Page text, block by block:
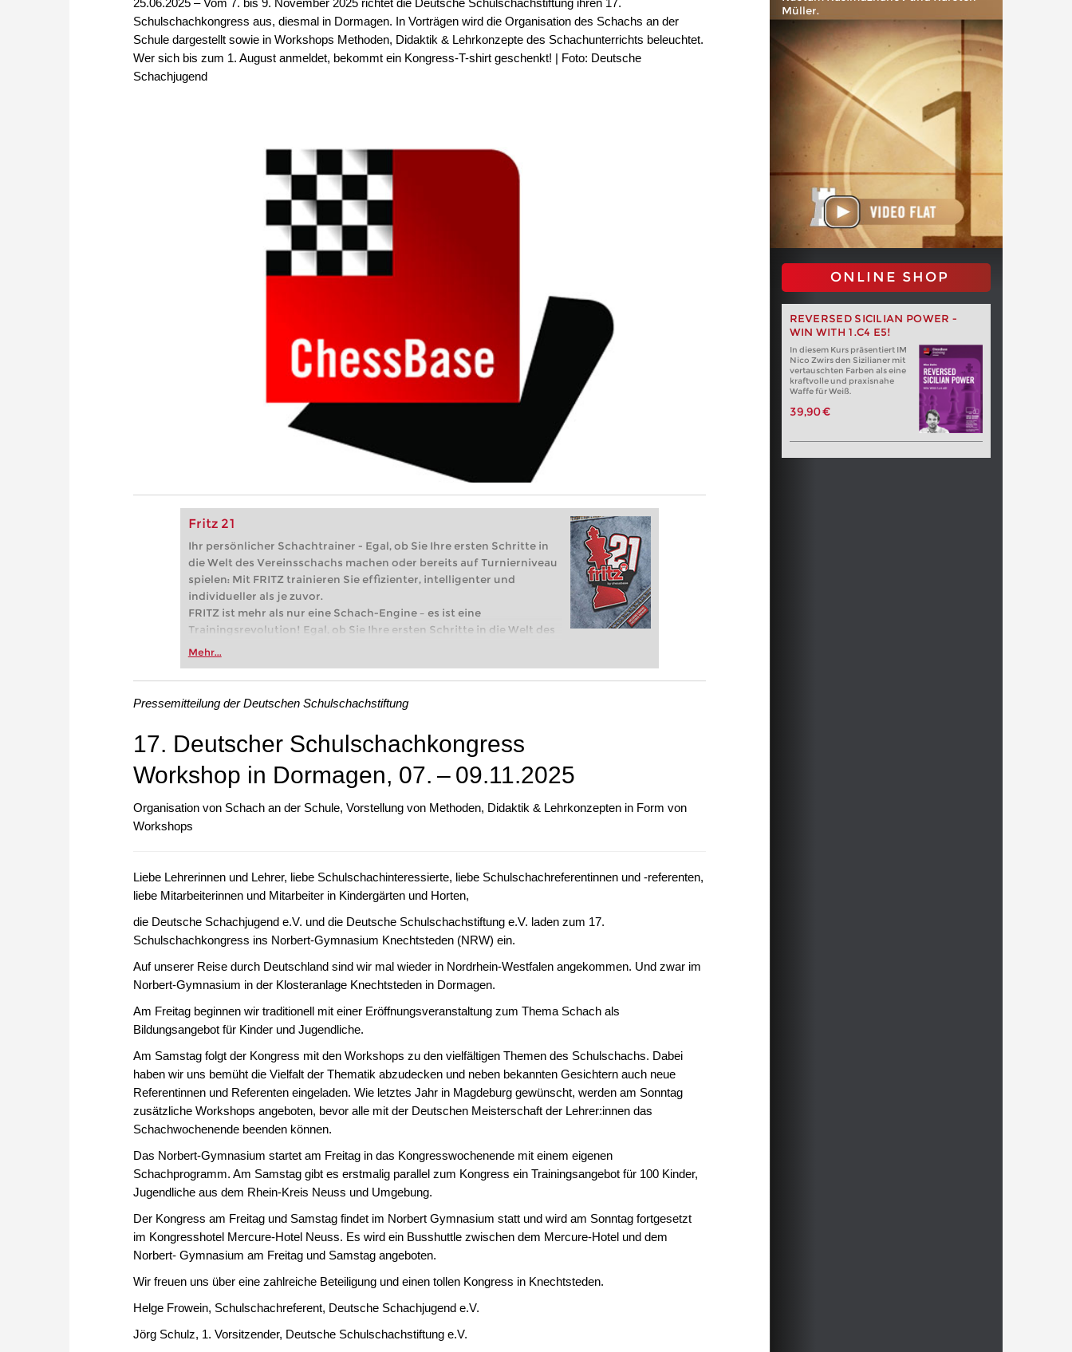
Schulschachkongress aus, diesmal in Dormagen. In Vorträgen wird die Organisation des Schachs an der
Schule dargestellt sowie in Workshops Methoden, Didaktik & Lehrkonzepte des Schachunterrichts beleuchtet.
Wer sich bis zum 1. August anmeldet, bekommt ein Kongress-T-shirt geschenkt! | Foto: Deutsche
Schachjugend
Fritz 21
Ihr persönlicher Schachtrainer - Egal, ob Sie Ihre ersten Schritte in
die Welt des Vereinsschachs machen oder bereits auf Turnierniveau
spielen: Mit FRITZ trainieren Sie effizienter, intelligenter und
individueller als je zuvor.
FRITZ ist mehr als nur eine Schach-Engine – es ist eine
Trainingsrevolution! Egal, ob Sie Ihre ersten Schritte in die Welt des
Vereinsschachs machen oder bereits auf Turnierniveau spielen: Mit
zuvor.
Mehr...
Müller.
ONLINE SHOP
REVERSED SICILIAN POWER -
WIN WITH 1.C4 E5!
In diesem Kurs präsentiert IM
Nico Zwirs den Sizilianer mit
vertauschten Farben als eine
kraftvolle und praxisnahe
Waffe für Weiß.
39,90 €
Pressemitteilung der Deutschen Schulschachstiftung
17. Deutscher Schulschachkongress
Workshop in Dormagen, 07. – 09.11.2025
Organisation von Schach an der Schule, Vorstellung von Methoden, Didaktik & Lehrkonzepten in Form von
Workshops
Liebe Lehrerinnen und Lehrer, liebe Schulschachinteressierte, liebe Schulschachreferentinnen und -referenten,
liebe Mitarbeiterinnen und Mitarbeiter in Kindergärten und Horten,
die Deutsche Schachjugend e.V. und die Deutsche Schulschachstiftung e.V. laden zum 17.
Schulschachkongress ins Norbert-Gymnasium Knechtsteden (NRW) ein.
Auf unserer Reise durch Deutschland sind wir mal wieder in Nordrhein-Westfalen angekommen. Und zwar im
Norbert-Gymnasium in der Klosteranlage Knechtsteden in Dormagen.
Am Freitag beginnen wir traditionell mit einer Eröffnungsveranstaltung zum Thema Schach als
Bildungsangebot für Kinder und Jugendliche.
Am Samstag folgt der Kongress mit den Workshops zu den vielfältigen Themen des Schulschachs. Dabei
haben wir uns bemüht die Vielfalt der Thematik abzudecken und neben bekannten Gesichtern auch neue
Referentinnen und Referenten eingeladen. Wie letztes Jahr in Magdeburg gewünscht, werden am Sonntag
zusätzliche Workshops angeboten, bevor alle mit der Deutschen Meisterschaft der Lehrer:innen das
Schachwochenende beenden können.
Das Norbert-Gymnasium startet am Freitag in das Kongresswochenende mit einem eigenen
Schachprogramm. Am Samstag gibt es erstmalig parallel zum Kongress ein Trainingsangebot für 100 Kinder,
Jugendliche aus dem Rhein-Kreis Neuss und Umgebung.
Der Kongress am Freitag und Samstag findet im Norbert Gymnasium statt und wird am Sonntag fortgesetzt
im Kongresshotel Mercure-Hotel Neuss. Es wird ein Busshuttle zwischen dem Mercure-Hotel und dem
Norbert- Gymnasium am Freitag und Samstag angeboten.
Wir freuen uns über eine zahlreiche Beteiligung und einen tollen Kongress in Knechtsteden.
Helge Frowein, Schulschachreferent, Deutsche Schachjugend e.V.
Jörg Schulz, 1. Vorsitzender, Deutsche Schulschachstiftung e.V.